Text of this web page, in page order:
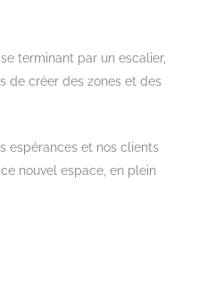
terminant par un escalier,
de créer des zones et des
espérances et nos clients
nouvel espace, en plein